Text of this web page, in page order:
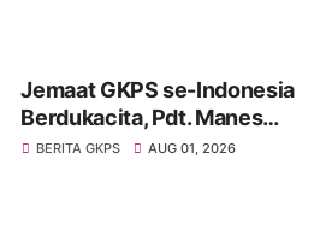
Jemaat GKPS se-Indonesia
Berdukacita, Pdt. Manes
Purba Tutup Usia,
BERITA GKPS AUG 01, 2026